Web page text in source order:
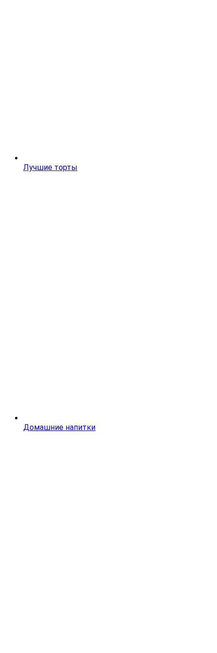
Лучшие торты
Домашние напитки